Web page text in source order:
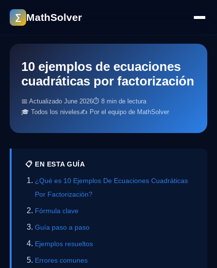
∑ MathSolver
10 ejemplos de ecuaciones
cuadráticas por factorización
📅 Actualizado June 2026⏱ 8 min de lectura
🎓 Todos los niveles✍️ Por el equipo de MathSolver
📋 EN ESTA GUÍA
¿Qué es 10 Ejemplos De Ecuaciones Cuadráticas
Por Factorización?
Fórmula clave
Guía paso a paso
Ejemplos resueltos
Errores comunes